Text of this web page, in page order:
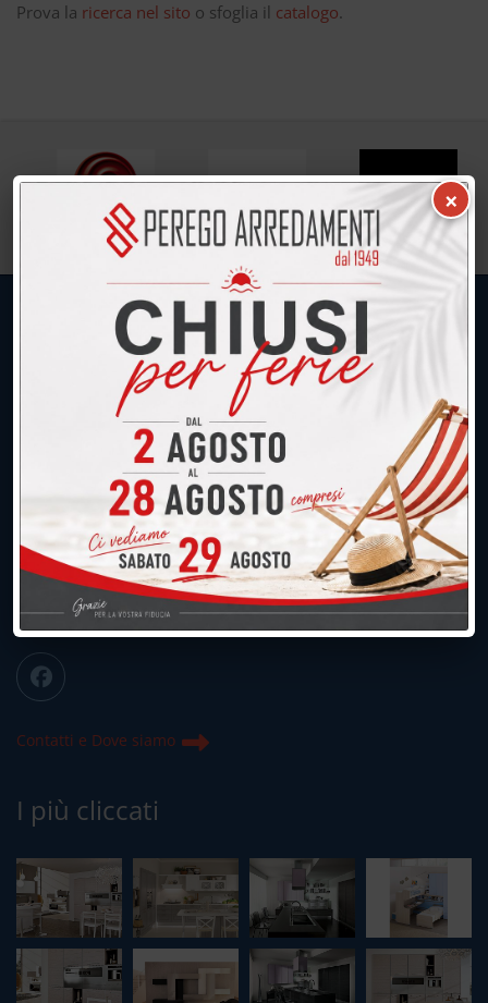
Prova la ricerca nel sito o sfoglia il catalogo.
UNICA SEDE: CALCO (Lecco)
039.677.2778
039.677.2778
info@peregoarredamenti.it
ORARI: 09.00/12.00 - 15.00/19.15
Chiuso domenica e lunedì mattina
Contatti e Dove siamo
I più cliccati
×